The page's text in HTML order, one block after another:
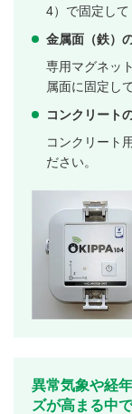
4）で固定して
金属面（鉄）
専用マグネッ
属面に固定し
コンクリート
コンクリート
ださい。
異常気象や経
ズが高まる中